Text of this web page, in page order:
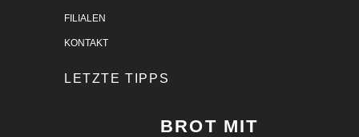
FILIALEN
KONTAKT
LETZTE TIPPS
BROT MIT